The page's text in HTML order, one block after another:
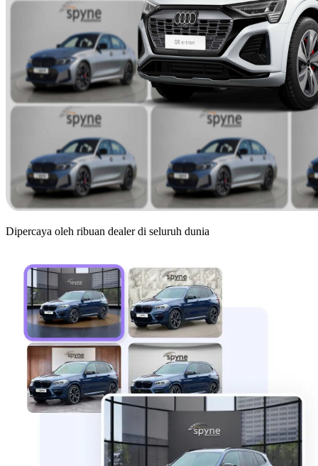
Dipercaya oleh ribuan dealer di seluruh dunia